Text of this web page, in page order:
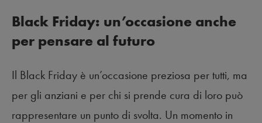
Black Friday: un’occasione anche
per pensare al futuro
Il Black Friday è un’occasione preziosa per tutti, ma
per gli anziani e per chi si prende cura di loro può
rappresentare un punto di svolta. Un momento in